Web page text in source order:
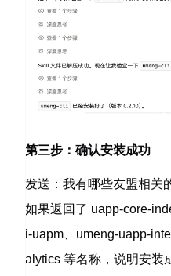
第三步：确认安装成功
发送： 我有哪些友盟相关
如果返回了 uapp-core-
i-uapm、umeng-uapp-
alytics 等名称，说明安装